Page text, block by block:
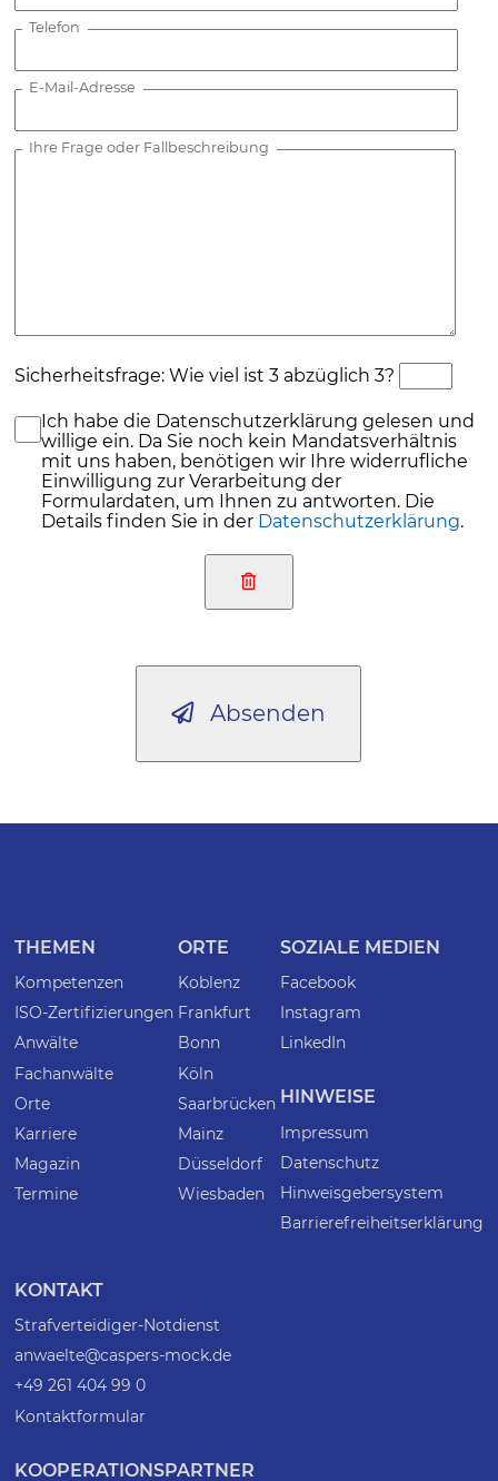
Telefon
E-Mail-Adresse
Ihre Frage oder Fallbeschreibung
Sicherheitsfrage: Wie viel ist 3 abzüglich 3?
Ich habe die Datenschutzerklärung gelesen und
willige ein. Da Sie noch kein Mandatsverhältnis
mit uns haben, benötigen wir Ihre widerrufliche
Einwilligung zur Verarbeitung der
Formulardaten, um Ihnen zu antworten. Die
Details finden Sie in der Datenschutzerklärung.
Absenden
THEMEN
Kompetenzen
ISO-Zertifizierungen
Anwälte
Fachanwälte
Orte
Karriere
Magazin
Termine
ORTE
Koblenz
Frankfurt
Bonn
Köln
Saarbrücken
Mainz
Düsseldorf
Wiesbaden
SOZIALE MEDIEN
Facebook
Instagram
LinkedIn
HINWEISE
Impressum
Datenschutz
Hinweisgebersystem
Barrierefreiheitserklärung
KONTAKT
Strafverteidiger-Notdienst
anwaelte@caspers-mock.de
+49 261 404 99 0
Kontaktformular
KOOPERATIONSPARTNER